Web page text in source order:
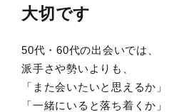
大切です
50代・60代の出会いでは、
派手さや勢いよりも、
「また会いたいと思えるか」
「一緒にいると落ち着くか」